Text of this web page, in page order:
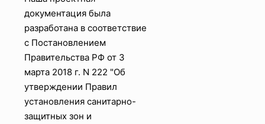
документация была
разработана в соответствие
с Постановлением
Правительства РФ от 3
марта 2018 г. N 222 "Об
утверждении Правил
установления санитарно-
защитных зон и